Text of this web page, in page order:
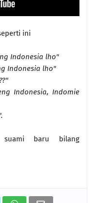
ini
Indonesia lho"
Indonesia lho"
Indonesia, Indomie
suami baru bilang